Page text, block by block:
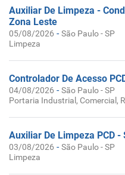
Auxiliar De Limpeza -
Zona Leste
05/08/2026 -São Paulo - SP
Limpeza
Controlador De Acesso
04/08/2026 -São Paulo - SP
Portaria Industrial, Comercial,
Auxiliar De Limpeza PCD -
03/08/2026 -São Paulo - SP
Limpeza